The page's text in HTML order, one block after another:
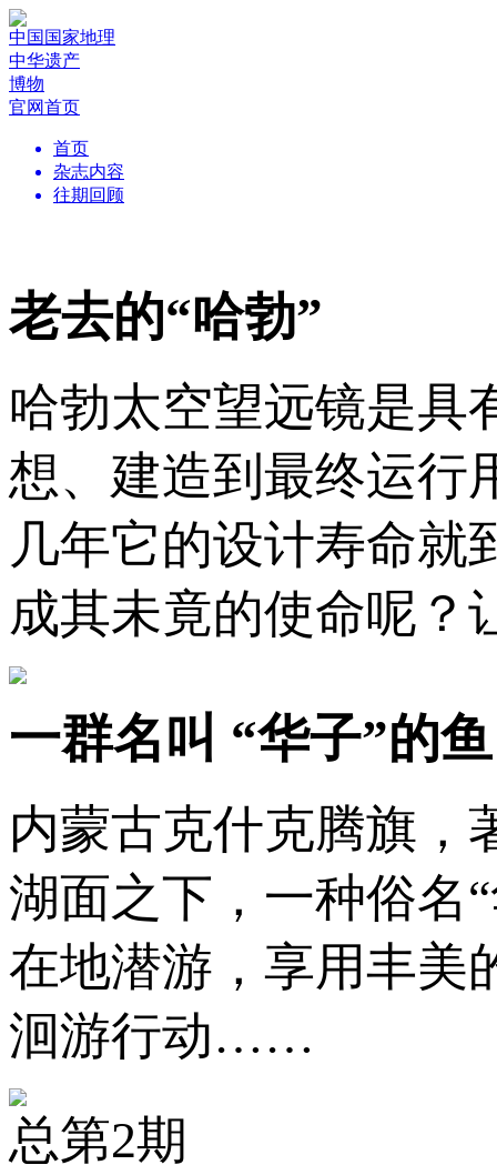
中国国家地理
中华遗产
博物
官网首页
首页
杂志内容
往期回顾
老去的“哈勃”
哈勃太空望远镜是具
想、建造到最终运行
几年它的设计寿命就
成其未竟的使命呢？
一群名叫 “华子”的鱼
内蒙古克什克腾旗，
湖面之下，一种俗名
在地潜游，享用丰
洄游行动……
总第2期